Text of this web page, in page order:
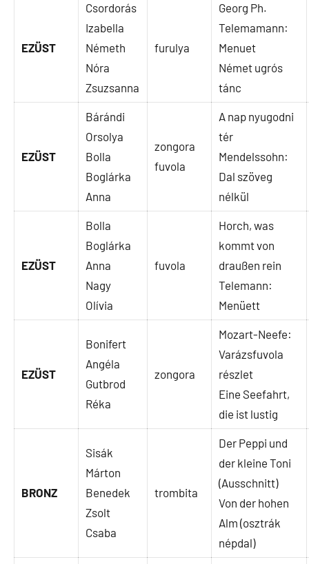
EZÜST
Csordorás
Izabella
Németh
Nóra
Zsuzsanna
furulya
Georg Ph.
Telemamann:
Menuet
Német ugrós
tánc
EZÜST
Bárándi
Orsolya
Bolla
Boglárka
Anna
zongora
fuvola
A nap nyugodni
tér
Mendelssohn:
Dal szöveg
nélkül
EZÜST
Bolla
Boglárka
Anna
Nagy
Olívia
fuvola
Horch, was
kommt von
draußen rein
Telemann:
Menüett
EZÜST
Bonifert
Angéla
Gutbrod
Réka
zongora
Mozart-Neefe:
Varázsfuvola
részlet
Eine Seefahrt,
die ist lustig
BRONZ
Sisák
Márton
Benedek
Zsolt
Csaba
trombita
Der Peppi und
der kleine Toni
(Ausschnitt)
Von der hohen
Alm (osztrák
népdal)